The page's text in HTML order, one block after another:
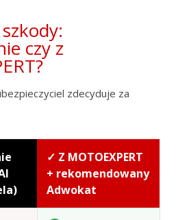
czy z
zdecyduje za
✓ Z MOTOEXPERT
+ rekomendowany
Adwokat